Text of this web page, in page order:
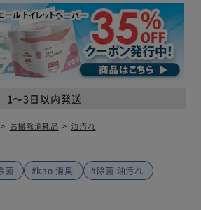
1～3日以内発送
お掃除消耗品 油汚れ
菌 #kao 消臭
#除菌 油汚れ